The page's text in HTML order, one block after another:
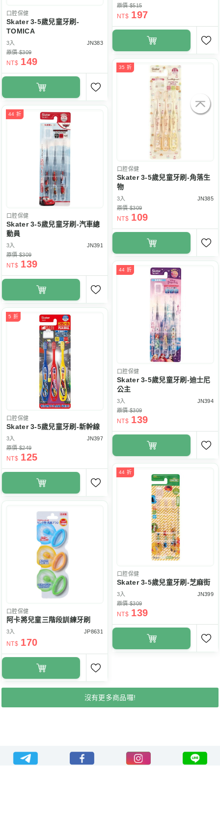
原價 $515
NT$ 197
口腔保健
Skater 3-5歲兒童牙刷-
TOMICA
3入
JN383
原價 $309
NT$ 149
35 折
口腔保健
Skater 3-5歲兒童牙刷-角落生
物
3入
JN385
原價 $309
NT$ 109
44 折
口腔保健
Skater 3-5歲兒童牙刷-汽車總
動員
3入
JN391
原價 $309
NT$ 139
44 折
口腔保健
Skater 3-5歲兒童牙刷-迪士尼
公主
3入
JN394
原價 $309
NT$ 139
5 折
口腔保健
Skater 3-5歲兒童牙刷-新幹線
3入
JN397
原價 $249
NT$ 125
44 折
口腔保健
Skater 3-5歲兒童牙刷-芝麻街
3入
JN399
原價 $309
NT$ 139
口腔保健
阿卡將兒童三階段訓練牙刷
3入 JP8631
NT$ 170
沒有更多商品囉!